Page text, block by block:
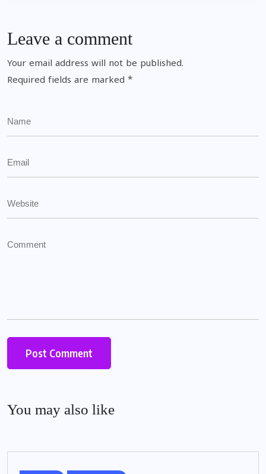
Leave a comment
Your email address will not be published.
Required fields are marked *
You may also like